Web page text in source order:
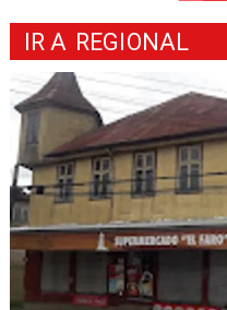
IR A REGIONAL